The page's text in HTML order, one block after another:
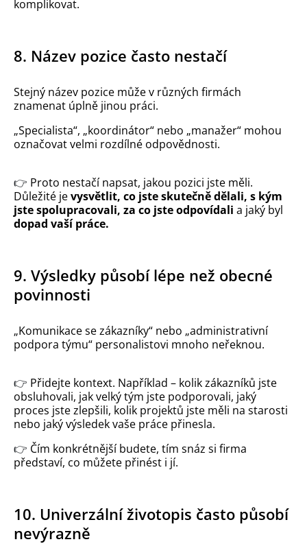
komplikovat.
8. Název pozice často nestačí
Stejný název pozice může v různých firmách
znamenat úplně jinou práci.
„Specialista“, „koordinátor“ nebo „manažer“ mohou
označovat velmi rozdílné odpovědnosti.
👉 Proto nestačí napsat, jakou pozici jste měli.
Důležité jevysvětlit, co jste skutečně dělali, s kým
jste spolupracovali, za co jste odpovídali a jaký byl
dopad vaší práce.
9. Výsledky působí lépe než obecné
povinnosti
„Komunikace se zákazníky“ nebo „administrativní
podpora týmu“ personalistovi mnoho neřeknou.
👉 Přidejte kontext. Například – kolik zákazníků jste
obsluhovali, jak velký tým jste podporovali, jaký
proces jste zlepšili, kolik projektů jste měli na starosti
nebo jaký výsledek vaše práce přinesla.
👉 Čím konkrétnější budete, tím snáz si firma
představí, co můžete přinést i jí.
10. Univerzální životopis často působí
nevýrazně